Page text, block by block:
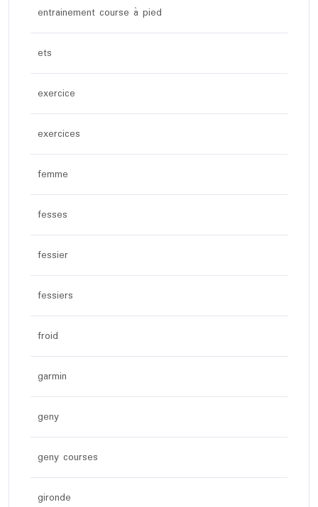
entrainement course à pied
ets
exercice
exercices
femme
fesses
fessier
fessiers
froid
garmin
geny
geny courses
gironde